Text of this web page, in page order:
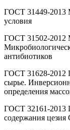
ГОСТ 31449-2013
условия
ГОСТ 31502-2012
антибиотиков
ГОСТ 31628-2012
сырье.
определения
ГОСТ 32161-2013
содержания цезия